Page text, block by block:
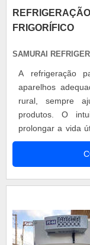
FRIGORÍFICO
SAMURAI
A refrigeração
aparelhos
rural, sempre
produtos. O
prolongar a vida
alimentos
produto
Qualidade da